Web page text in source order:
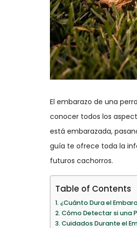
El embarazo de una
conocer todos los
está embarazada,
guía te ofrece toda la
futuros cachorros.
Table of Contents
¿Cuánto Dura el
Cómo Detectar si una
Cuidados Durante el